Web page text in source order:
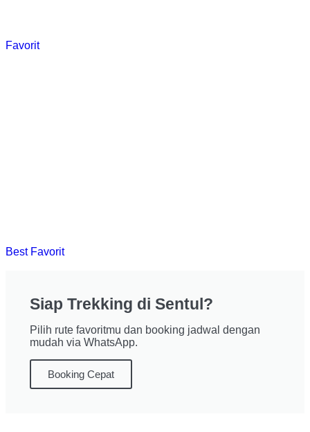
Favorit
Best Favorit
Siap Trekking di Sentul?
Pilih rute favoritmu dan booking jadwal dengan
mudah via WhatsApp.
Booking Cepat